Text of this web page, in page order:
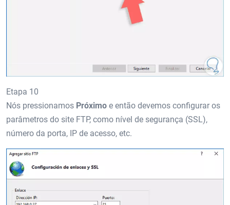
Etapa 10
Nós pressionamos Próximo e então devemos configurar os
parâmetros do site FTP, como nível de segurança (SSL),
número da porta, IP de acesso, etc.